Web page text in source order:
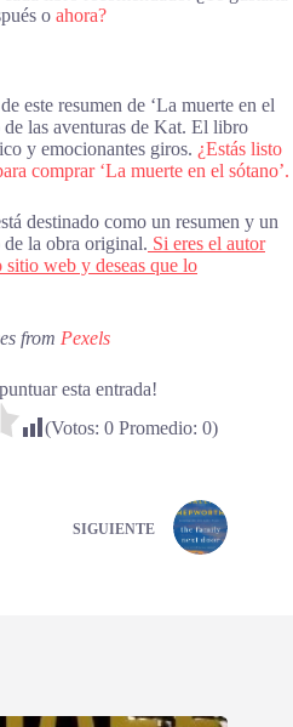
o ahora?
este resumen de ‘La muerte en el
de las aventuras de Kat. El libro
y emocionantes giros. ¿Estás listo
comprar ‘La muerte en el sótano’.
destinado como un resumen y un
la obra original. Si eres el autor
web y deseas que lo
from Pexels
esta entrada!
(Votos: 0Promedio: 0)
SIGUIENTE